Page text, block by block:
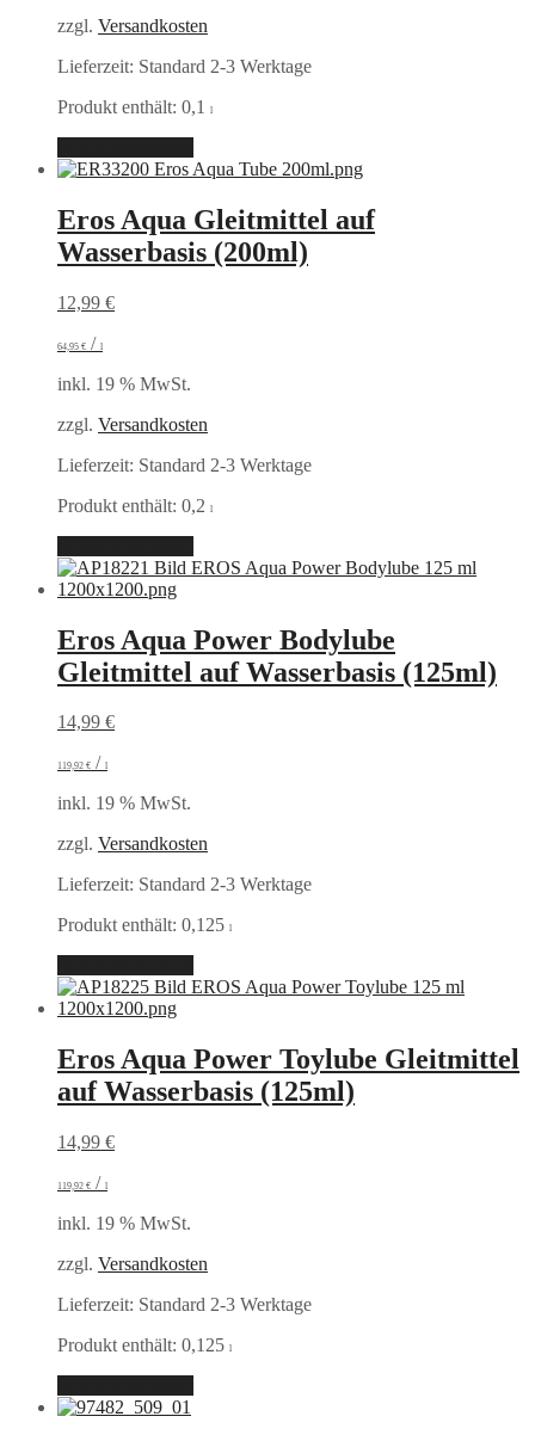
zzgl. Versandkosten
Lieferzeit: Standard 2-3 Werktage
Produkt enthält: 0,1
l
Eros Aqua Gleitmittel auf
Wasserbasis (200ml)
12,99 €
64,95 € / l
inkl. 19 % MwSt.
zzgl. Versandkosten
Lieferzeit: Standard 2-3 Werktage
Produkt enthält: 0,2 l
Eros Aqua Power Bodylube
Gleitmittel auf Wasserbasis (125ml)
14,99 €
119,92 € / l
inkl. 19 % MwSt.
zzgl. Versandkosten
Lieferzeit: Standard 2-3 Werktage
Produkt enthält: 0,125 l
Eros Aqua Power Toylube Gleitmittel
auf Wasserbasis (125ml)
14,99 €
119,92 € / l
inkl. 19 % MwSt.
zzgl. Versandkosten
Lieferzeit: Standard 2-3 Werktage
Produkt enthält: 0,125 l